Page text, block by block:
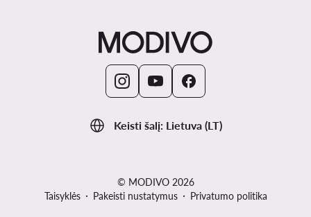
Keisti šalį: Lietuva (LT)
© MODIVO 2026
Taisyklės
Pakeisti nustatymus Privatumo politika